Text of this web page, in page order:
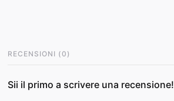
RECENSIONI (0 )
Sii il primo a scrivere una recensione!